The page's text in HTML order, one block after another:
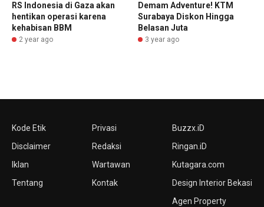
RS Indonesia di Gaza akan
hentikan operasi karena
kehabisan BBM
2 year ago
Demam Adventure! KTM
Surabaya Diskon Hingga
Belasan Juta
3 year ago
Kode Etik
Disclaimer
Iklan
Tentang
Privasi
Redaksi
Wartawan
Kontak
Buzzx.iD
Ringan.iD
Kutagara.com
Design Interior Bekasi
Agen Property